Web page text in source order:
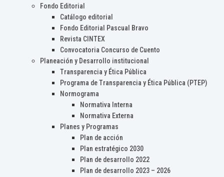
Fondo Editorial
Catálogo editorial
Fondo Editorial Pascual Bravo
Revista CINTEX
Convocatoria Concurso de Cuento
Planeación y Desarrollo institucional
Transparencia y Ética Pública
Programa de Transparencia y Ética Pública (PTEP)
Normograma
Normativa Interna
Normativa Externa
Planes y Programas
Plan de acción
Plan estratégico 2030
Plan de desarrollo 2022
Plan de desarrollo 2023 – 2026